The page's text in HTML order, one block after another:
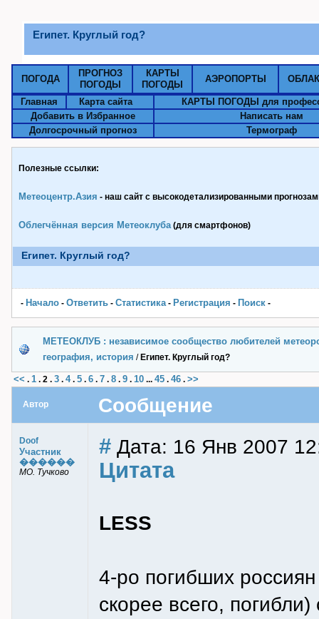
Египет. Круглый год?
ПОГОДА
ПРОГНОЗ
ПОГОДЫ
КАРТЫ
ПОГОДЫ
АЭРОПОРТЫ
Главная Карта сайта
КАРТЫ ПОГОДЫ для
Добавить в Избранное
Написать нам
Долгосрочный прогноз
Термограф
Полезные ссылки:
Метеоцентр.Азия - наш сайт с высокодетализированными
Облегчённая версия Метеоклуба(для смартфонов)
Египет. Круглый год?
- Начало - Ответить - Статистика- Pегистрация - Поиск -
МЕТЕОКЛУБ : независимое сообщество любителей
география, история / Египет. Круглый год?
<< . 1 . 2 . 3 . 4. 5 . 6 . 7 . 8 . 9 . 10 ... 45 . 46 . >>
Автор Сообщение
Doof
Участник
������
МО. Тучково
# Дата: 16 Янв 2007
Цитата
LESS
4-ро погибших
скорее всего,